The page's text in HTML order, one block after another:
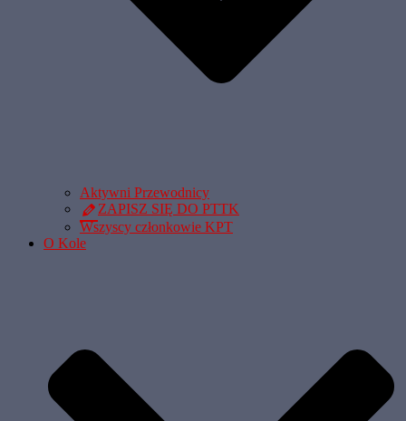
Aktywni Przewodnicy
ZAPISZ SIĘ DO PTTK
Wszyscy członkowie KPT
O Kole